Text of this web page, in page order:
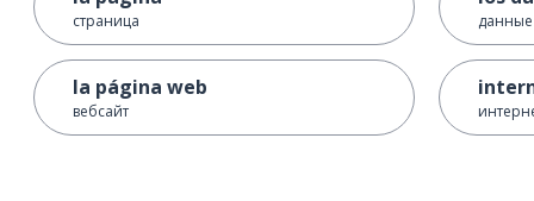
страница
la página web
вебсайт
данные